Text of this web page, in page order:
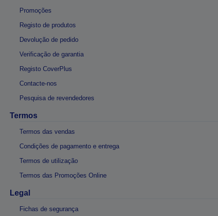
Promoções
Registo de produtos
Devolução de pedido
Verificação de garantia
Registo CoverPlus
Contacte-nos
Pesquisa de revendedores
Termos
Termos das vendas
Condições de pagamento e entrega
Termos de utilização
Termos das Promoções Online
Legal
Fichas de segurança